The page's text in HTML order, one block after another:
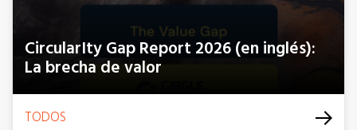
CircularIty Gap Report 2026 (en inglés):
La brecha de valor
TODOS